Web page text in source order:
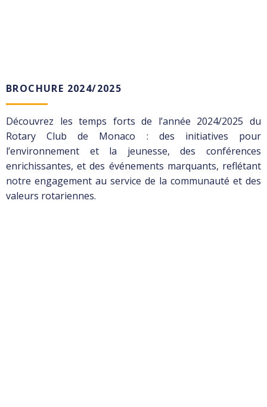
BROCHURE 2024/2025
Découvrez les temps forts de l’année 2024/2025 du
Rotary Club de Monaco : des initiatives pour
l’environnement et la jeunesse, des conférences
enrichissantes, et des événements marquants, reflétant
notre engagement au service de la communauté et des
valeurs rotariennes.